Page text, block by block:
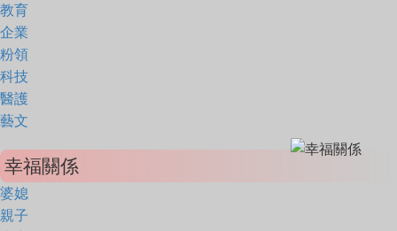
教育
企業
粉領
科技
醫護
藝文
幸福關係
婆媳
親子